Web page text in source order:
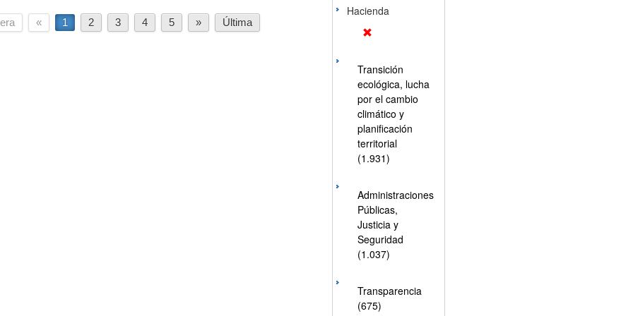
« 1 2 3 4 5 » Última
Hacienda
Transición
ecológica, lucha
por el cambio
climático y
planificación
territorial
(1.931)
Administraciones
Públicas,
Justicia y
Seguridad
(1.037)
Transparencia
(675)